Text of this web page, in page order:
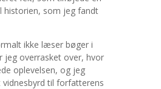
historien, som jeg fandt
ikke læser bøger i
jeg overrasket over, hvor
oplevelsen, og jeg
vidnesbyrd til forfatterens